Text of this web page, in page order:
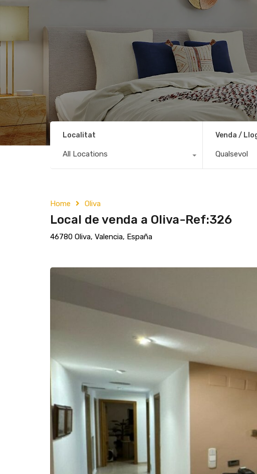
Localitat
All Locations
Venda /
Qualsevol
Home Oliva
Local de venda a Oliva-Ref:326
46780 Oliva, Valencia, España